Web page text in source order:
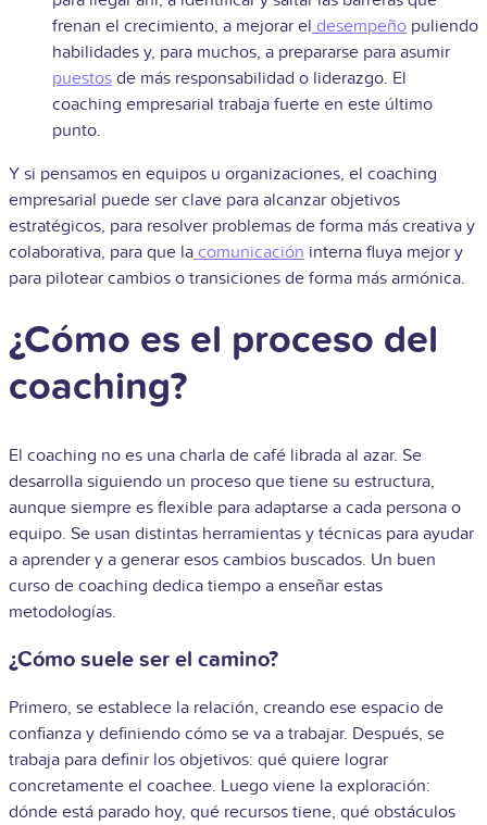
frenan el crecimiento, a mejorar el desempeño puliendo
habilidades y, para muchos, a prepararse para asumir
puestos de más responsabilidad o liderazgo. El
coaching empresarial trabaja fuerte en este último
punto.
Y si pensamos en equipos u organizaciones, el coaching
empresarial puede ser clave para alcanzar objetivos
estratégicos, para resolver problemas de forma más creativa y
colaborativa, para que la comunicación interna fluya mejor y
para pilotear cambios o transiciones de forma más armónica.
¿Cómo es el proceso del
coaching?
El coaching no es una charla de café librada al azar. Se
desarrolla siguiendo un proceso que tiene su estructura,
aunque siempre es flexible para adaptarse a cada persona o
equipo. Se usan distintas herramientas y técnicas para ayudar
a aprender y a generar esos cambios buscados. Un buen
curso de coaching dedica tiempo a enseñar estas
metodologías.
¿Cómo suele ser el camino?
Primero, se establece la relación, creando ese espacio de
confianza y definiendo cómo se va a trabajar. Después, se
trabaja para definir los objetivos: qué quiere lograr
concretamente el coachee. Luego viene la exploración:
dónde está parado hoy, qué recursos tiene, qué obstáculos